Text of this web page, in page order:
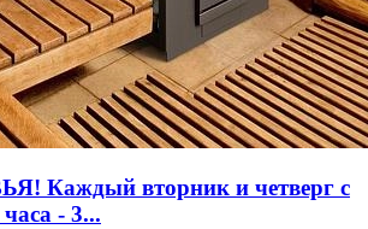
Каждый вторник и четверг с
- 3...